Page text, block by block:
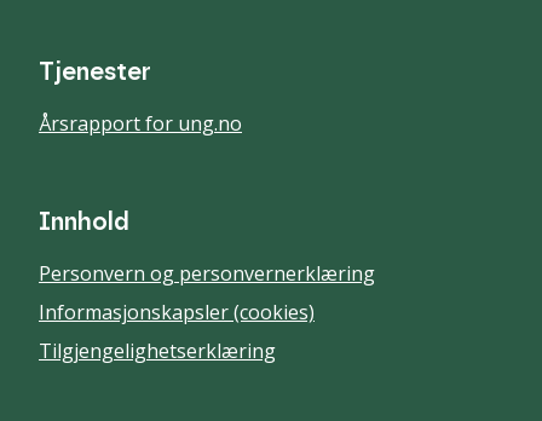
Tjenester
Årsrapport for ung.no
Innhold
Personvern og personvernerklæring
Informasjonskapsler (cookies)
Tilgjengelighetserklæring